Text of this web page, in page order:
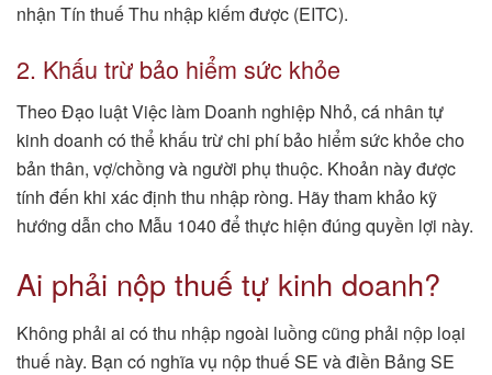
nhận Tín thuế Thu nhập kiếm được (EITC).
2. Khấu trừ bảo hiểm sức khỏe
Theo Đạo luật Việc làm Doanh nghiệp Nhỏ, cá nhân tự
kinh doanh có thể khấu trừ chi phí bảo hiểm sức khỏe cho
bản thân, vợ/chồng và người phụ thuộc. Khoản này được
tính đến khi xác định thu nhập ròng. Hãy tham khảo kỹ
hướng dẫn cho Mẫu 1040 để thực hiện đúng quyền lợi này.
Ai phải nộp thuế tự kinh doanh?
Không phải ai có thu nhập ngoài luồng cũng phải nộp loại
thuế này. Bạn có nghĩa vụ nộp thuế SE và điền Bảng SE